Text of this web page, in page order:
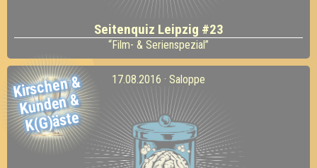
Seitenquiz Leipzig #23
“Film- & Serienspezial”
Kirschen
&
Kunden
&
K(
G)äste
17.08.2016 · Saloppe